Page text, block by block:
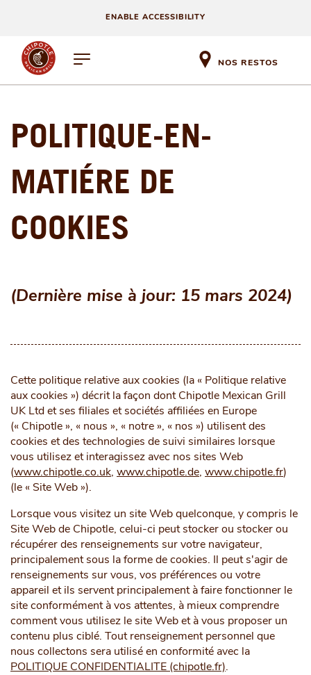
ENABLE ACCESSIBILITY
NOS RESTOS
POLITIQUE-EN-
MATIÉRE DE
COOKIES
(Dernière mise à jour: 15 mars 2024)
Cette politique relative aux cookies (la « Politique relative
aux cookies ») décrit la façon dont Chipotle Mexican Grill
UK Ltd et ses filiales et sociétés affiliées en Europe
(« Chipotle », « nous », « notre », « nos ») utilisent des
cookies et des technologies de suivi similaires lorsque
vous utilisez et interagissez avec nos sites Web
(www.chipotle.co.uk, www.chipotle.de, www.chipotle.fr)
(le « Site Web »).
Lorsque vous visitez un site Web quelconque, y compris le
Site Web de Chipotle, celui-ci peut stocker ou stocker ou
récupérer des renseignements sur votre navigateur,
principalement sous la forme de cookies. Il peut s'agir de
renseignements sur vous, vos préférences ou votre
appareil et ils servent principalement à faire fonctionner le
site conformément à vos attentes, à mieux comprendre
comment vous utilisez le site Web et à vous proposer un
contenu plus ciblé. Tout renseignement personnel que
nous collectons sera utilisé en conformité avec la
POLITIQUE CONFIDENTIALITE (chipotle.fr).